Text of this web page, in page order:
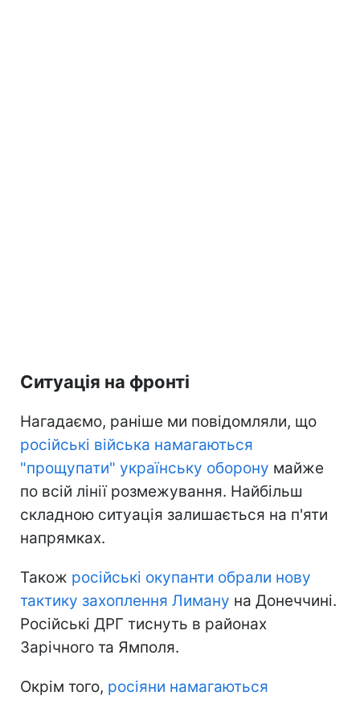
Ситуація на фронті
Нагадаємо, раніше ми повідомляли, що
російські війська намагаються
"прощупати" українську оборону майже
по всій лінії розмежування. Найбільш
складною ситуація залишається на п'яти
напрямках.
Також російські окупанти обрали нову
тактику захоплення Лиману на Донеччині.
Російські ДРГ тиснуть в районах
Зарічного та Ямполя.
Окрім того, росіяни намагаються